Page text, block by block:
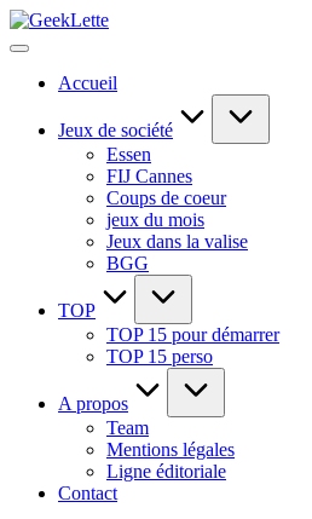
Skip
to
GeekLette
blog
Accueil
Jeux de société
Essen
FIJ Cannes
Coups de coeur
jeux du mois
Jeux dans la valise
BGG
TOP
TOP 15 pour démarrer
TOP 15 perso
A propos
Team
Mentions légales
Ligne éditoriale
Contact